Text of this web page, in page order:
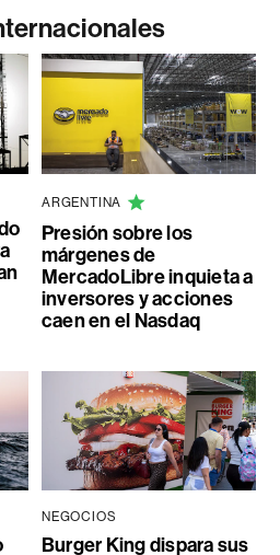
ARGENTINA
Presión sobre los
márgenes de
MercadoLibre inquieta a
inversores y acciones
caen en el Nasdaq
NEGOCIOS
Burger King dispara sus